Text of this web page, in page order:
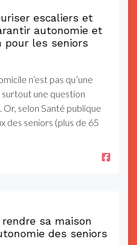
escaliers et
autonomie et
pour les seniors
n’est pas qu’une
une question
selon Santé publique
des seniors (plus de 65
sa maison
des seniors